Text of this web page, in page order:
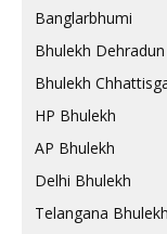
Banglarbhumi
Bhulekh Dehradun
Bhulekh
HP Bhulekh
AP Bhulekh
Delhi Bhulekh
Telangana Bhulekh